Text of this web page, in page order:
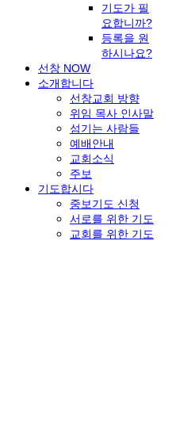
기도가 필
요합니까?
등록을 원
하시나요?
선창 NOW
소개합니다
선창교회 방향
위임 목사 인사말
섬기는 사람들
예배안내
교회소식
주보
기도합시다
중보기도 신청
서로를 위한 기도
교회를 위한 기도